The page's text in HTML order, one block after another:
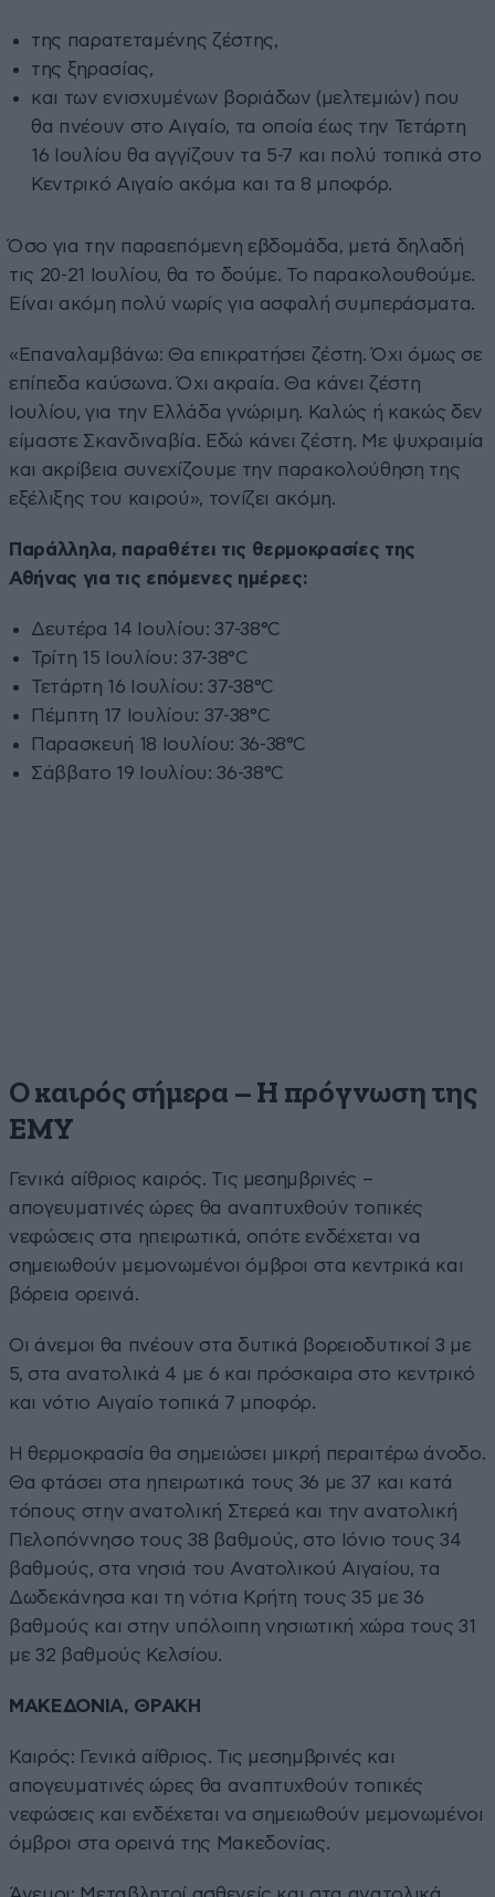
της παρατεταμένης ζέστης,
της ξηρασίας,
και των ενισχυμένων βοριάδων (μελτεμιών) που
θα πνέουν στο Αιγαίο, τα οποία έως την Τετάρτη
16 Ιουλίου θα αγγίζουν τα 5-7 και πολύ τοπικά στο
Κεντρικό Αιγαίο ακόμα και τα 8 μποφόρ.
Όσο για την παραεπόμενη εβδομάδα, μετά δηλαδή
τις 20-21 Ιουλίου, θα το δούμε. Το παρακολουθούμε.
Είναι ακόμη πολύ νωρίς για ασφαλή συμπεράσματα.
«Επαναλαμβάνω: Θα επικρατήσει ζέστη. Όχι όμως σε
επίπεδα καύσωνα. Όχι ακραία. Θα κάνει ζέστη
Ιουλίου, για την Ελλάδα γνώριμη. Καλώς ή κακώς δεν
είμαστε Σκανδιναβία. Εδώ κάνει ζέστη. Με ψυχραιμία
και ακρίβεια συνεχίζουμε την παρακολούθηση της
εξέλιξης του καιρού», τονίζει ακόμη.
Παράλληλα, παραθέτει τις θερμοκρασίες της
Αθήνας για τις επόμενες ημέρες:
Δευτέρα 14 Ιουλίου: 37-38°C
Τρίτη 15 Ιουλίου: 37-38°C
Τετάρτη 16 Ιουλίου: 37-38°C
Πέμπτη 17 Ιουλίου: 37-38°C
Παρασκευή 18 Ιουλίου: 36-38°C
Σάββατο 19 Ιουλίου: 36-38°C
Ο καιρός σήμερα – Η πρόγνωση της
ΕΜΥ
Γενικά αίθριος καιρός. Τις μεσημβρινές –
απογευματινές ώρες θα αναπτυχθούν τοπικές
νεφώσεις στα ηπειρωτικά, οπότε ενδέχεται να
σημειωθούν μεμονωμένοι όμβροι στα κεντρικά και
βόρεια ορεινά.
Οι άνεμοι θα πνέουν στα δυτικά βορειοδυτικοί 3 με
5, στα ανατολικά 4 με 6 και πρόσκαιρα στο κεντρικό
και νότιο Αιγαίο τοπικά 7 μποφόρ.
Η θερμοκρασία θα σημειώσει μικρή περαιτέρω άνοδο.
Θα φτάσει στα ηπειρωτικά τους 36 με 37 και κατά
τόπους στην ανατολική Στερεά και την ανατολική
Πελοπόννησο τους 38 βαθμούς, στο Ιόνιο τους 34
βαθμούς, στα νησιά του Ανατολικού Αιγαίου, τα
Δωδεκάνησα και τη νότια Κρήτη τους 35 με 36
βαθμούς και στην υπόλοιπη νησιωτική χώρα τους 31
με 32 βαθμούς Κελσίου.
ΜΑΚΕΔΟΝΙΑ, ΘΡΑΚΗ
Καιρός: Γενικά αίθριος. Τις μεσημβρινές και
απογευματινές ώρες θα αναπτυχθούν τοπικές
νεφώσεις και ενδέχεται να σημειωθούν μεμονωμένοι
όμβροι στα ορεινά της Μακεδονίας.